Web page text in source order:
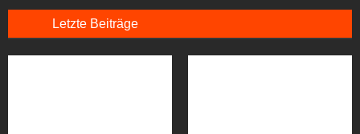
Letzte Beiträge